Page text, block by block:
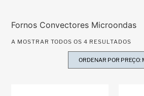
Fornos Convectores Microondas
A MOSTRAR TODOS OS 4 RESULTADOS